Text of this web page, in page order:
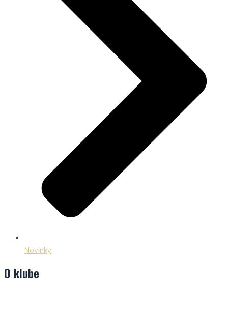
Novinky
O klube